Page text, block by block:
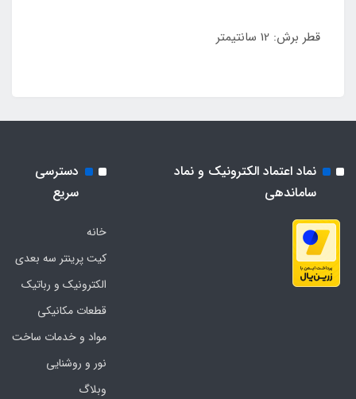
قطر برش: 12 سانتیمتر
نماد اعتماد الکترونیک و نماد
ساماندهی
دسترسی
سریع
خانه
کیت پرینتر سه بعدی
الکترونیک و رباتیک
قطعات مکانیکی
مواد و خدمات ساخت
نور و روشنایی
وبلاگ